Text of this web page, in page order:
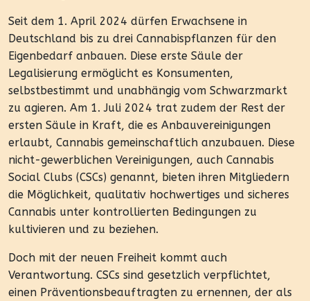
Seit dem 1. April 2024 dürfen Erwachsene in
Deutschland bis zu drei Cannabispflanzen für den
Eigenbedarf anbauen. Diese erste Säule der
Legalisierung ermöglicht es Konsumenten,
selbstbestimmt und unabhängig vom Schwarzmarkt
zu agieren. Am 1. Juli 2024 trat zudem der Rest der
ersten Säule in Kraft, die es Anbauvereinigungen
erlaubt, Cannabis gemeinschaftlich anzubauen. Diese
nicht-gewerblichen Vereinigungen, auch Cannabis
Social Clubs (CSCs) genannt, bieten ihren Mitgliedern
die Möglichkeit, qualitativ hochwertiges und sicheres
Cannabis unter kontrollierten Bedingungen zu
kultivieren und zu beziehen.
Doch mit der neuen Freiheit kommt auch
Verantwortung. CSCs sind gesetzlich verpflichtet,
einen Präventionsbeauftragten zu ernennen, der als